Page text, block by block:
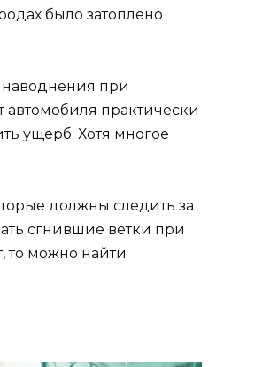
было затоплено
при
автомобиля практически
ущерб. Хотя многое
должны следить за
сгнившие ветки при
то можно найти